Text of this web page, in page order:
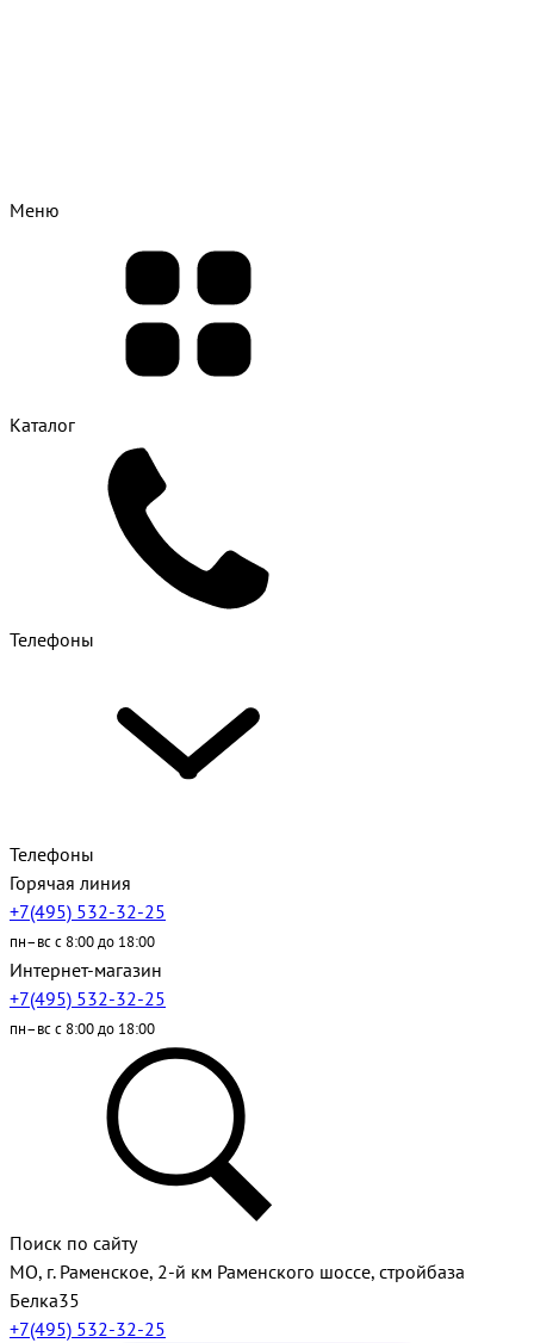
Меню
Каталог
Телефоны
Телефоны
Горячая линия
+7(495) 532-32-25
пн–вс с 8:00 до 18:00
Интернет-магазин
+7(495) 532-32-25
пн–вс с 8:00 до 18:00
Поиск по сайту
МО, г. Раменское, 2-й км Раменского шоссе, стройбаза
Белка35
+7(495) 532-32-25